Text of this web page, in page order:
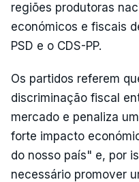
regiões produtoras
económicos e fiscais
PSD e o CDS-PP.
Os partidos referem
discriminação fiscal
mercado e penaliza
forte impacto
do nosso país" e, por
necessário promover